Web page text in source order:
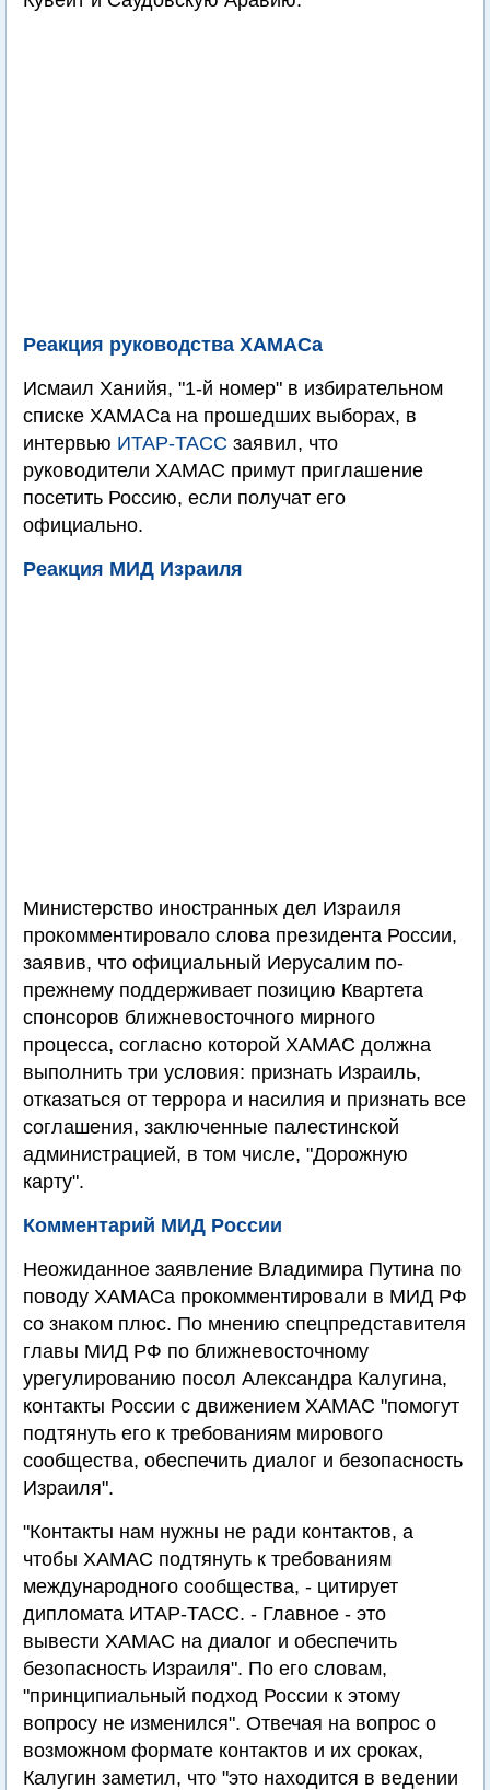
Реакция руководства ХАМАСа
Исмаил Ханийя, "1-й номер" в избирательном
списке ХАМАСа на прошедших выборах, в
интервью ИТАР-ТАСС заявил, что
руководители ХАМАС примут приглашение
посетить Россию, если получат его
официально.
Реакция МИД Израиля
Министерство иностранных дел Израиля
прокомментировало слова президента России,
заявив, что официальный Иерусалим по-
прежнему поддерживает позицию Квартета
спонсоров ближневосточного мирного
процесса, согласно которой ХАМАС должна
выполнить три условия: признать Израиль,
отказаться от террора и насилия и признать все
соглашения, заключенные палестинской
администрацией, в том числе, "Дорожную
карту".
Комментарий МИД России
Неожиданное заявление Владимира Путина по
поводу ХАМАСа прокомментировали в МИД РФ
со знаком плюс. По мнению спецпредставителя
главы МИД РФ по ближневосточному
урегулированию посол Александра Калугина,
контакты России с движением ХАМАС "помогут
подтянуть его к требованиям мирового
сообщества, обеспечить диалог и безопасность
Израиля".
"Контакты нам нужны не ради контактов, а
чтобы ХАМАС подтянуть к требованиям
международного сообщества, - цитирует
дипломата ИТАР-ТАСС. - Главное - это
вывести ХАМАС на диалог и обеспечить
безопасность Израиля". По его словам,
"принципиальный подход России к этому
вопросу не изменился". Отвечая на вопрос о
возможном формате контактов и их сроках,
Калугин заметил, что "это находится в ведении